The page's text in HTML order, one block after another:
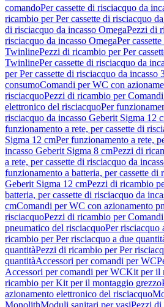
comandoPer cassette di risciacquo da
ricambio per Per cassette di risciacquo
di risciacquo da incasso OmegaPezzi di
risciacquo da incasso OmegaPer
TwinlinePezzi di ricambio per Per
TwinlinePer cassette di risciacquo da
per Per cassette di risciacquo da incasso
consumoComandi per WC con
risciacquoPezzi di ricambio per
elettronico del risciacquoPer
risciacquo da incasso Geberit Sigma 12
funzionamento a rete, per cassette di
Sigma 12 cmPer funzionamento a rete,
incasso Geberit Sigma 8 cmPezzi di
a rete, per cassette di risciacquo da
funzionamento a batteria, per cassette di
Geberit Sigma 12 cmPezzi di ricambio
batteria, per cassette di risciacquo da
cmComandi per WC con azionamento
risciacquoPezzi di ricambio per
pneumatico del risciacquoPer risciacquo
ricambio per Per risciacquo a due
quantitàPezzi di ricambio per Per
quantitàAccessori per comandi per WC
Accessori per comandi per WCKit per il
ricambio per Kit per il montaggio grezzo
azionamento elettronico del risciacquo
MonolithModuli sanitari per vasiPezzi